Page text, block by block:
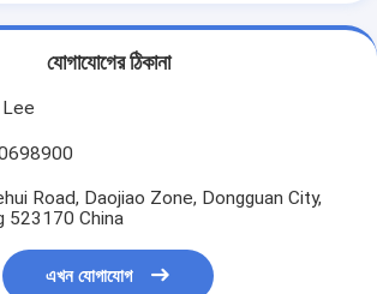
যোগাযোগের ঠিকানা
Road, Daojiao Zone, Dongguan City,
523170 China
এখন যোগাযোগ